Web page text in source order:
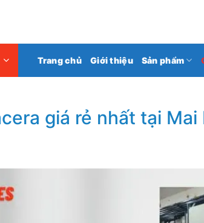
Trang chủ Giới thiệu Sản phẩm
giá rẻ nhất tại Mai